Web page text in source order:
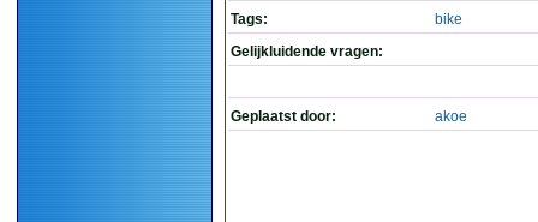
Tags:
bike
Gelijkluidende vragen:
Geplaatst door: akoe